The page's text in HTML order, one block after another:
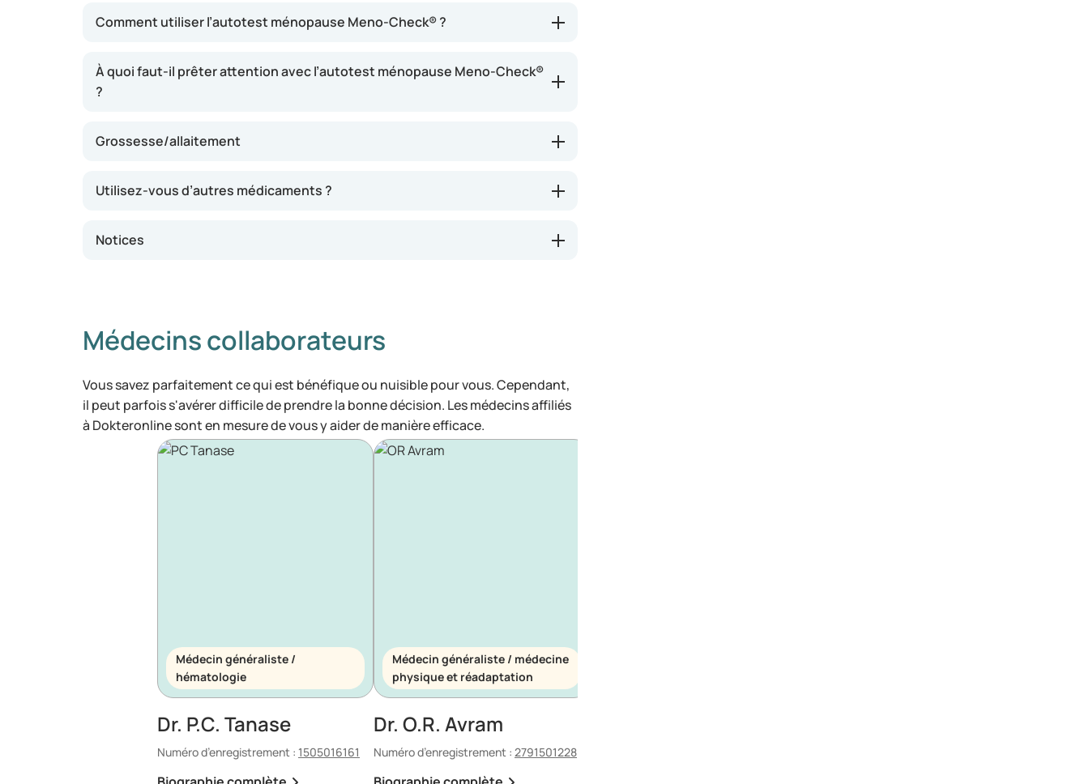
Le test fonctionne en mesurant le taux de FSH dans vos urines. Au cours de la
ménopause, cette hormone augmente fréquemment, car l’organisme produit
test, vous obtenez un résultat en quelques minutes. Un taux élevé de FSH peut
indiquer que vous êtes en ménopause, mais cela n’est pas systématique. Le test
Comment utiliser l’autotest ménopause Meno-Check® ?
À quoi faut-il prêter attention avec l’autotest ménopause Meno-Check®
?
Grossesse/allaitement
Utilisez-vous d’autres médicaments ?
Notices
Médecins collaborateurs
Vous savez parfaitement ce qui est bénéfique ou nuisible pour vous. Cependant,
il peut parfois s'avérer difficile de prendre la bonne décision. Les médecins affiliés
à Dokteronline sont en mesure de vous y aider de manière efficace.
Médecin généraliste /
hématologie
Dr. P.C. Tanase
Numéro d’enregistrement : 1505016161
Médecin généraliste / médecine
physique et réadaptation
Dr. O.R. Avram
Numéro d’enregistrement : 2791501228